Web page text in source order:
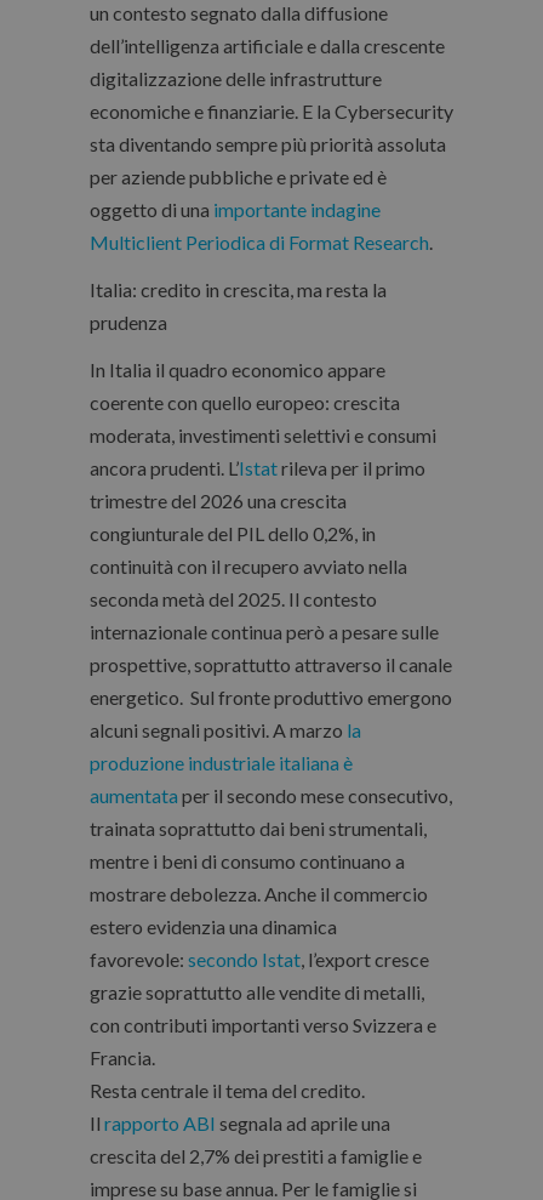
un contesto segnato dalla diffusione
dell’intelligenza artificiale e dalla crescente
digitalizzazione delle infrastrutture
economiche e finanziarie. E la Cybersecurity
sta diventando sempre più priorità assoluta
per aziende pubbliche e private ed è
oggetto di una importante indagine
Multiclient Periodica di Format Research.
Italia: credito in crescita, ma resta la
prudenza
In Italia il quadro economico appare
coerente con quello europeo: crescita
moderata, investimenti selettivi e consumi
ancora prudenti. L’Istatrileva per il primo
trimestre del 2026 una crescita
congiunturale del PIL dello 0,2%, in
continuità con il recupero avviato nella
seconda metà del 2025. Il contesto
internazionale continua però a pesare sulle
prospettive, soprattutto attraverso il canale
energetico. Sul fronte produttivo emergono
alcuni segnali positivi. A marzo la
produzione industriale italiana è
aumentata per il secondo mese consecutivo,
trainata soprattutto dai beni strumentali,
mentre i beni di consumo continuano a
mostrare debolezza. Anche il commercio
estero evidenzia una dinamica
favorevole: secondo Istat, l’export cresce
grazie soprattutto alle vendite di metalli,
con contributi importanti verso Svizzera e
Francia.
Resta centrale il tema del credito.
Il rapporto ABI segnala ad aprile una
crescita del 2,7% dei prestiti a famiglie e
imprese su base annua. Per le famiglie si